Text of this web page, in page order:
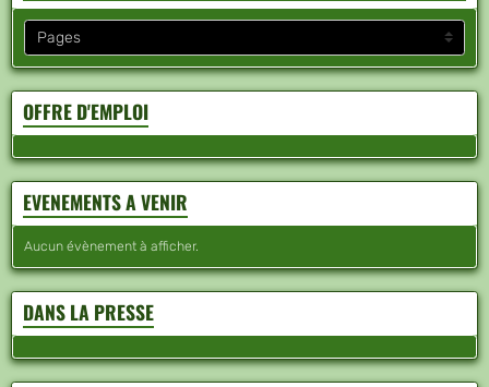
OFFRE D'EMPLOI
EVENEMENTS A VENIR
Aucun évènement à afficher.
DANS LA PRESSE